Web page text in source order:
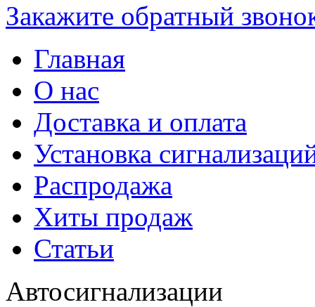
Закажите обратный
Главная
О нас
Доставка и оплата
Установка
Распродажа
Хиты продаж
Статьи
Автосигнализации